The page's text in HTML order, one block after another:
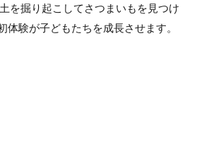
を掘り起こしてさつまいもを見つけ
体験が子どもたちを成長させます。